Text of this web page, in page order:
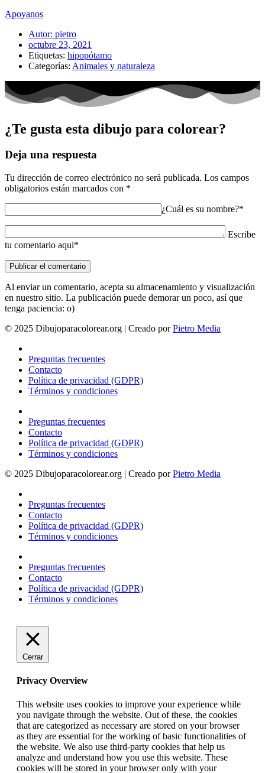
Apoyanos
Autor: pietro
octubre 23, 2021
Etiquetas: hipopótamo
Categorías: Animales y naturaleza
¿Te gusta esta dibujo para colorear?
Deja una respuesta
Tu dirección de correo electrónico no será publicada. Los campos
obligatorios están marcados con *
¿Cuál es su nombre?*
Escribe
tu comentario aqui*
Al enviar un comentario, acepta su almacenamiento y visualización
en nuestro sitio. La publicación puede demorar un poco, así que
tenga paciencia: o)
© 2025 Dibujoparacolorear.org | Creado porPietro Media
Preguntas frecuentes
Contacto
Política de privacidad (GDPR)
Términos y condiciones
Preguntas frecuentes
Contacto
Política de privacidad (GDPR)
Términos y condiciones
© 2025 Dibujoparacolorear.org | Creado porPietro Media
Preguntas frecuentes
Contacto
Política de privacidad (GDPR)
Términos y condiciones
Preguntas frecuentes
Contacto
Política de privacidad (GDPR)
Términos y condiciones
Cerrar
Privacy Overview
This website uses cookies to improve your experience while
you navigate through the website. Out of these, the cookies
that are categorized as necessary are stored on your browser
as they are essential for the working of basic functionalities of
the website. We also use third-party cookies that help us
analyze and understand how you use this website. These
cookies will be stored in your browser only with your